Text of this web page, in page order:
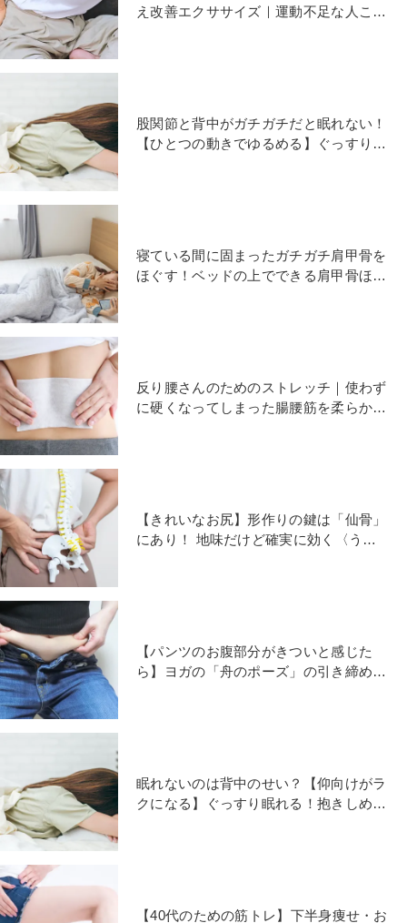
え改善エクササイズ｜運動不足な人こそ
股関節と背中がガチガチだと眠れない！
【ひとつの動きでゆるめる】ぐっすり眠
寝ている間に固まったガチガチ肩甲骨を
ほぐす！ベッドの上でできる肩甲骨ほぐ
反り腰さんのためのストレッチ｜使わず
に硬くなってしまった腸腰筋を柔らかく
【きれいなお尻】形作りの鍵は「仙骨」
にあり！ 地味だけど確実に効く〈うつ
【パンツのお腹部分がきついと感じた
ら】ヨガの「舟のポーズ」の引き締め効
眠れないのは背中のせい？【仰向けがラ
クになる】ぐっすり眠れる！抱きしめス
【40代のための筋トレ】下半身痩せ・お